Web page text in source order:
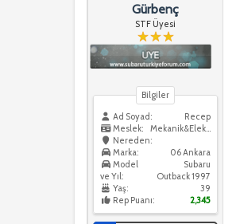
Gürbenç
STF Üyesi
Bilgiler
Ad Soyad:
Recep
Meslek:
Mekanik&Elektrik
Nereden:
06 Ankara
Marka:
Subaru
Model
ve Yıl:
Outback 1997
Yaş:
39
Rep Puanı:
2,345